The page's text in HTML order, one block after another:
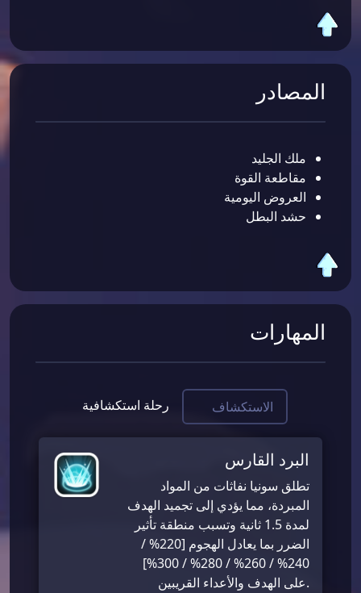
المصادر
ملك الجليد
مقاطعة القوة
العروض اليومية
حشد البطل
المهارات
الاستكشاف رحلة استكشافية
البرد القارس
تطلق سونيا نفاثات من المواد
المبردة، مما يؤدي إلى تجميد الهدف
لمدة 1.5 ثانية وتسبب منطقة تأثير
الضرر بما يعادل الهجوم [220% /
240% / 260% / 280% / 300%]
على الهدف والأعداء القريبين.